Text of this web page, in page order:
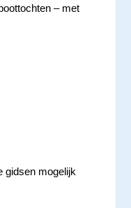
– met
gidsen mogelijk